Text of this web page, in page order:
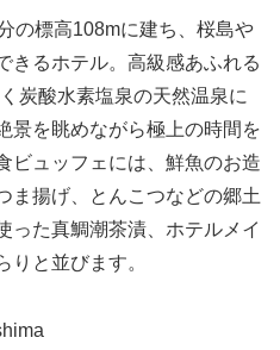
の標高108mに建ち、桜島や
きるホテル。高級感あふれる
炭酸水素塩泉の天然温泉に
景を眺めながら極上の時間を
ビュッフェには、鮮魚のお造
ま揚げ、とんこつなどの郷土
った真鯛潮茶漬、ホテルメイ
りと並びます。